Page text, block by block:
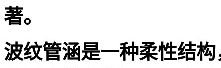
著。
波纹管涵是一种柔性结